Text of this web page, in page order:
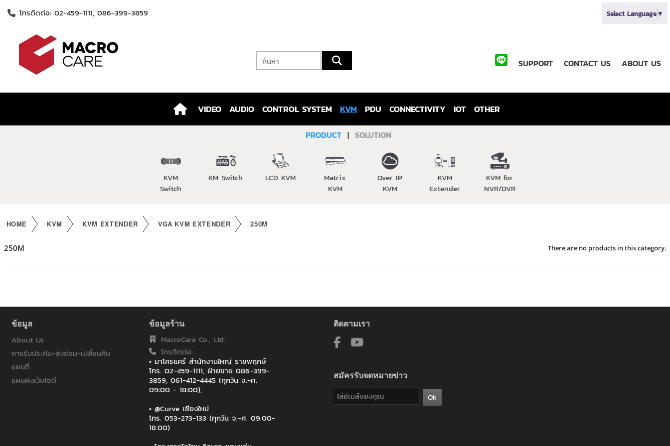
โทรติดต่อ: 02-459-1111, 086-399-3859 Select Language▼
SUPPORT CONTACT US ABOUT US
VIDEO AUDIO CONTROL SYSTEM KVM PDU CONNECTIVITY IOT OTHER
PRODUCT | SOLUTION
KVM
Switch
KM Switch LCD KVM
Matrix
KVM
Over IP
KVM
KVM
Extender
KVM for
NVR/DVR
HOME KVM KVM EXTENDER VGA KVM EXTENDER 250M
250M There are no products in this category.
ข้อมูล
About Us
การรับประกัน-ส่งซ่อม-เปลี่ยนคืน
แผนที่
แผนผังเว็บไซต์
ข้อมูลร้าน
MacroCare Co., Ltd.
โทรติดต่อ:
• มาโครแคร์ สำนักงานใหญ่ ราชพฤกษ์
โทร. 02-459-1111, ฝ่ายขาย 086-399-
3859, 061-412-4445 (ทุกวัน จ.-ศ.
09:00 - 18:00),
• @Curve เชียงใหม่
โทร. 053-273-133 (ทุกวัน จ.-ศ. 09.00-
18.00)
ติดตามเรา
สมัครรับจดหมายข่าว
Ok